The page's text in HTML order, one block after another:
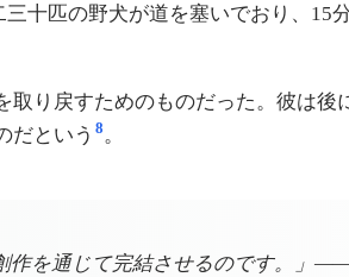
十匹の野犬が道を塞いでおり、15
り戻すためのものだった。彼は
だという 8 。
作を通じて完結させるのです。」